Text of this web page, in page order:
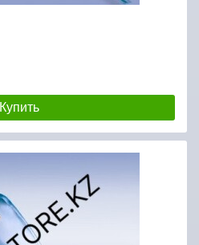
Купить